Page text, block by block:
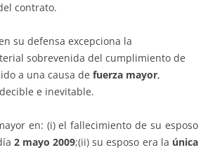
contrato.
su defensa excepciona la
sobrevenida del cumplimiento de
a una causa de fuerza mayor,
e inevitable.
en: (i) el fallecimiento de su esposo
2 mayo 2009;(ii) su esposo era la única